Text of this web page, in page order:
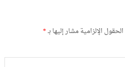
الحقول الإلزامية مشار إليها بـ*